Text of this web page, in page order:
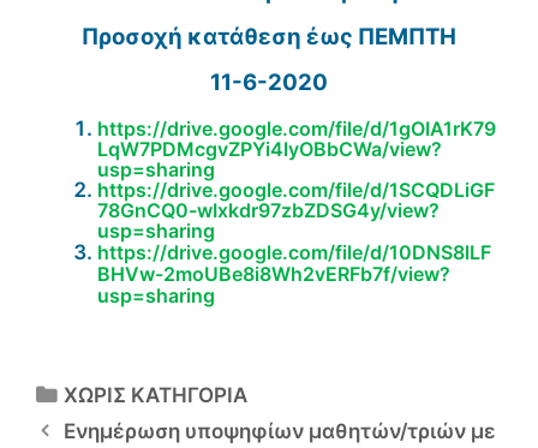
Προσοχή κατάθεση έως ΠΕΜΠΤΗ
11-6-2020
https://drive.google.com/file/d/1gOIA1rK79
LqW7PDMcgvZPYi4lyOBbCWa/view?
usp=sharing
https://drive.google.com/file/d/1SCQDLiGF
78GnCQ0-wIxkdr97zbZDSG4y/view?
usp=sharing
https://drive.google.com/file/d/10DNS8lLF
BHVw-2moUBe8i8Wh2vERFb7f/view?
usp=sharing
Κατηγορίες
ΧΩΡΙΣ ΚΑΤΗΓΟΡΙΑ
Ενημέρωση υποψηφίων μαθητών/τριών με